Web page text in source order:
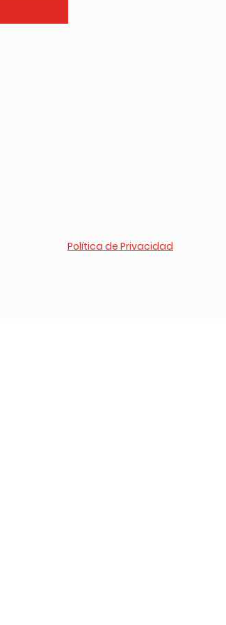
Política de Privacidad